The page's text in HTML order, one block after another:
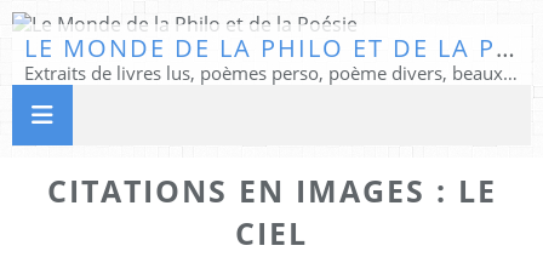
LE MONDE DE LA PHILO ET DE LA POÉSIE
Extraits de livres lus, poèmes perso, poème divers, beaux textes...
CITATIONS EN IMAGES : LE
CIEL